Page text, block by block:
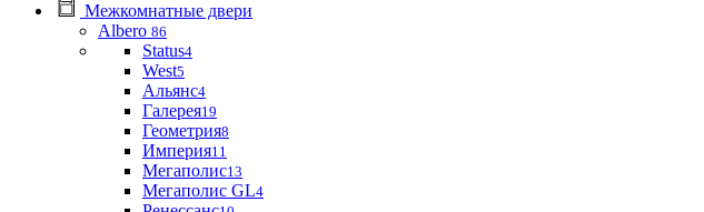
Межкомнатные двери
Albero 86
Status4
West5
Альянс4
Галерея19
Геометрия8
Империя11
Мегаполис13
Мегаполис GL4